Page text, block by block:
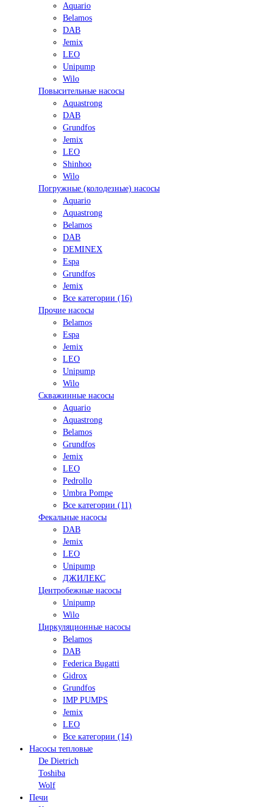
Aquario
Belamos
DAB
Jemix
LEO
Unipump
Wilo
Повысительные насосы
Aquastrong
DAB
Grundfos
Jemix
LEO
Shinhoo
Wilo
Погружные (колодезные) насосы
Aquario
Aquastrong
Belamos
DAB
DEMINEX
Espa
Grundfos
Jemix
Все категории (16)
Прочие насосы
Belamos
Espa
Jemix
LEO
Unipump
Wilo
Скважинные насосы
Aquario
Aquastrong
Belamos
Grundfos
Jemix
LEO
Pedrollo
Umbra Pompe
Все категории (11)
Фекальные насосы
DAB
Jemix
LEO
Unipump
ДЖИЛЕКС
Центробежные насосы
Unipump
Wilo
Циркуляционные насосы
Belamos
DAB
Federica Bugatti
Gidrox
Grundfos
IMP PUMPS
Jemix
LEO
Все категории (14)
Насосы тепловые
De Dietrich
Toshiba
Wolf
Печи